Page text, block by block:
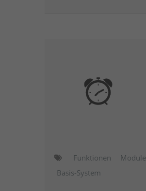
Funktionen Module
Basis-System